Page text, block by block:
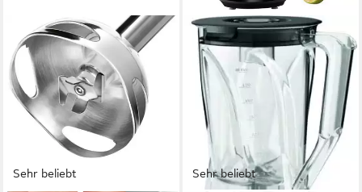
Sehr beliebt Sehr beliebt